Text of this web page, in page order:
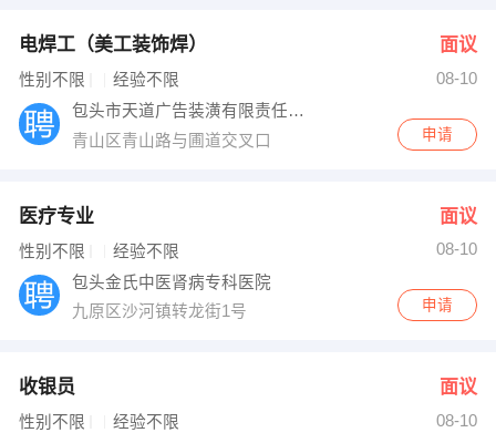
电焊工（美工装饰焊） 面议
性别不限 经验不限
08-10
包头市天道广告装潢有限责任公司
青山区青山路与圃道交叉口
申请
医疗专业 面议
性别不限 经验不限
08-10
包头金氏中医肾病专科医院
九原区沙河镇转龙街1号
申请
收银员 面议
性别不限 经验不限
08-10